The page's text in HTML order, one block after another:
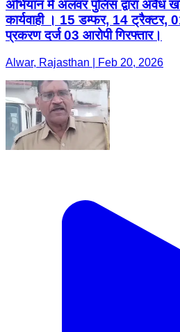
अभियान में अलवर पुलिस द्वारा अवैध
कार्यवाही । 15 डम्फर, 14
प्रकरण दर्ज 03 आरोपी गिरफ्तार।
Alwar, Rajasthan | Feb 20, 2026